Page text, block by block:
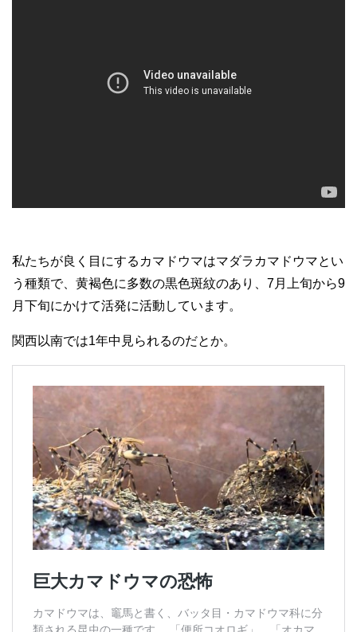
私たちが良く目にするカマドウマはマダラカマドウマとい
う種類で、黄褐色に多数の黒色斑紋のあり、7月上旬から9
月下旬にかけて活発に活動しています。
関西以南では1年中見られるのだとか。